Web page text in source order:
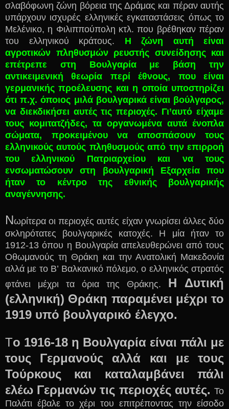
σλαβόφωνη ζώνη βόρεια της Δράμας και πέραν αυτής
υπάρχουν ισχυρές ελληνικές εγκαταστάσεις όπως το
Μελένικο, η Φιλιππούπολη κτλ. που βρέθηκαν πέραν
του ελληνικού κράτους. Η ζώνη αυτή είναι
αγροτικών πληθυσμών ρευστής συνείδησης και
επέτρεπε στη Βουλγαρία με βάση την
αντικειμενική θεωρία περί έθνους, που είναι
γερμανικής προέλευσης και η οποία υποστηρίζει
ότι π.χ. όποιος μιλά βουλγαρικά είναι βούλγαρος,
να διεκδικήσει αυτές τις περιοχές. Γι’αυτό είχαμε
τους κομιτατζήδες, τα οργανωμένα αυτά ένοπλα
σώματα, προκειμένου να αποσπάσουν τους
ελληνικούς αυτούς πληθυσμούς από την επιρροή
του ελληνικού Πατριαρχείου και να τους
ενσωματώσουν στη βουλγαρική Εξαρχεία που
ήταν το κέντρο της εθνικής βουλγαρικής
αναγέννησης.
Νωρίτερα οι περιοχές αυτές είχαν γνωρίσει άλλες δύο
σκληρότατες βουλγαρικές κατοχές. Η μία ήταν το
1912-13 όπου η Βουλγαρία απελευθερώνει από τους
Οθωμανούς τη Θράκη και την Ανατολική Μακεδονία
αλλά με το Β’ Βαλκανικό πόλεμο, ο ελληνικός στρατός
φτάνει μέχρι τα όρια της Θράκης. Η Δυτική
(ελληνική) Θράκη παραμένει μέχρι το
1919 υπό βουλγαρικό έλεγχο.
Το 1916-18 η Βουλγαρία είναι πάλι με
τους Γερμανούς αλλά και με τους
Τούρκους και καταλαμβάνει πάλι
ελέω Γερμανών τις περιοχές αυτές. Το
Παλάτι έβαλε το χέρι του επιτρέποντας την είσοδο